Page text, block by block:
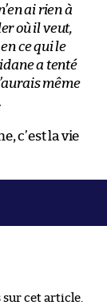
ai rien à
où il veut,
ce qui le
a tenté
même
c’est la vie
cet article.